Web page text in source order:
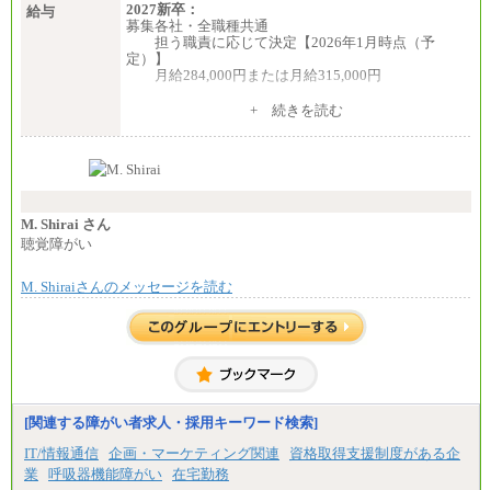
給与
2027新卒：
募集各社・全職種共通
担う職責に応じて決定【2026年1月時点（予
定）】
月給284,000円または月給315,000円
※入社後早期から、自律的な業務遂行が求めら
す。
い職責を担う方については、さらに高い金額を個別
※上記に加え、所定労働時間外に勤務をした場
※試用期間中も給与に変更はございません。
＜募集各社・全職種共通＞
月給21万円以上～
※試用期間中の給与に変更はありません。
ます。
+ 続きを読む
M. Shirai さん
聴覚障がい
M. Shiraiさんのメッセージを読む
[関連する障がい者求人・採用キーワード検索]
IT/情報通信 企画・マーケティング関連
資格取得支援制度がある企
業
呼吸器機能障がい 在宅勤務